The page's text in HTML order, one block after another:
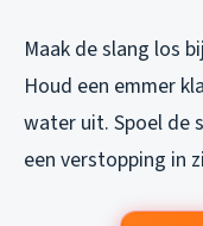
Maak de slang los
Houd een emmer
water uit. Spoel de
een verstopping in